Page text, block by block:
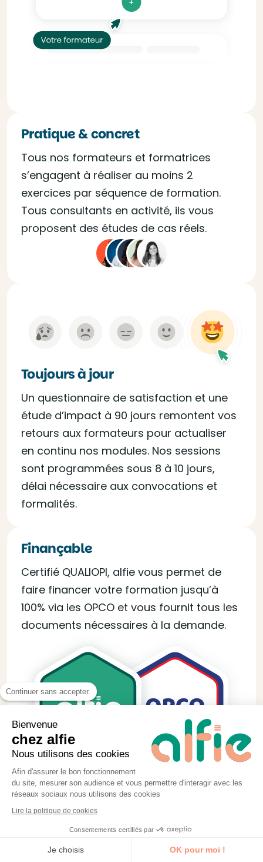
Pratique & concret
Tous nos formateurs et formatrices
s’engagent à réaliser au moins 2
exercices par séquence de formation.
Tous consultants en activité, ils vous
proposent des études de cas réels.
Toujours à jour
Un questionnaire de satisfaction et une
étude d’impact à 90 jours remontent vos
retours aux formateurs pour actualiser
en continu nos modules. Nos sessions
sont programmées sous 8 à 10 jours,
délai nécessaire aux convocations et
formalités.
Finançable
Certifié QUALIOPI, alfie vous permet de
faire financer votre formation jusqu’à
100% via les OPCO et vous fournit tous les
documents nécessaires à la demande.
Continuer sans accepter
Bienvenue
chez alfie
Nous utilisons des cookies
Afin d'assurer le bon fonctionnement
du site, mesurer son audience et vous permettre d'interagir avec les
réseaux sociaux nous utilisons des cookies
Lire la politique de cookies
Consentements certifiés par
Je choisis OK pour moi !